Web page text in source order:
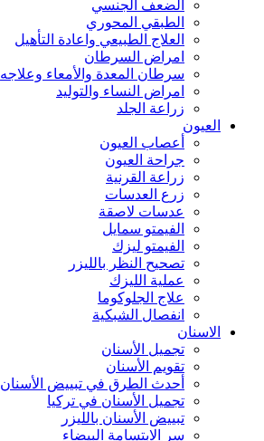
الضعف الجنسي
الطبقي المحوري
العلاج الطبيعي واعادة التأهيل
امراض السرطان
سرطان المعدة والأمعاء وعلاجه
امراض النساء والتوليد
زراعة الجلد
العيون
أعصاب العيون
جراحة العيون
زراعة القرنية
زرع العدسات
عدسات لاصقة
الفيمتو سمايل
الفيمتو ليزك
تصحيح النظر بالليزر
عملية الليزك
علاج الجلوكوما
انفصال الشبكية
الاسنان
تجميل الأسنان
تقويم الأسنان
أحدث الطرق في تبييض الأسنان
تجميل الأسنان في تركيا
تبييض الأسنان بالليزر
سر الابتسامة البيضاء